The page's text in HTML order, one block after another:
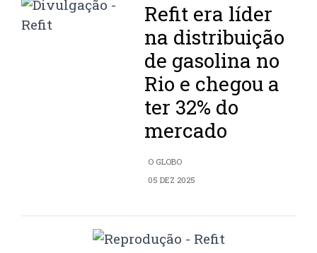
Refit era líder
na distribuição
de gasolina no
Rio e chegou a
ter 32% do
mercado
O GLOBO
05 DEZ 2025